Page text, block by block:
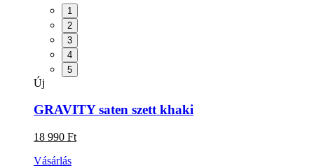
1
2
3
4
5
Új
GRAVITY saten szett khaki
18 990 Ft
Vásárlás